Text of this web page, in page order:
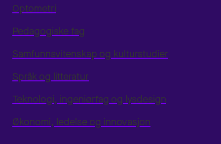
Optometri
Pedagogiske fag
Samfunnsvitenskap og kulturstudier
Språk og litteratur
Teknologi, ingeniørfag og lysdesign
Økonomi, ledelse og innovasjon